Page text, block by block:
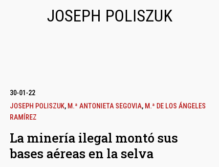
JOSEPH POLISZUK
30-01-22
JOSEPH POLISZUK, M.ª ANTONIETA SEGOVIA, M.ª DE LOS ÁNGELES
RAMÍREZ
La minería ilegal montó sus
bases aéreas en la selva